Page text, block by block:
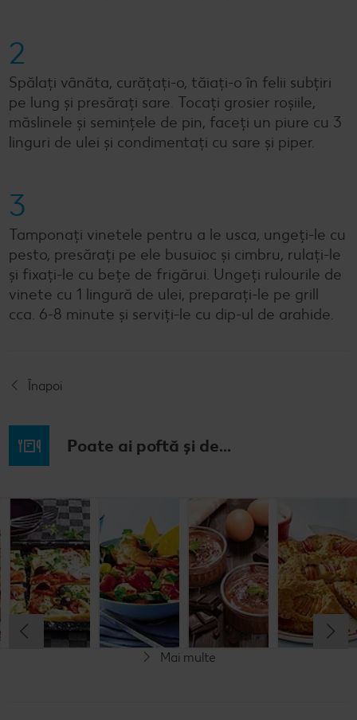
2
Spălaţi vânăta, curăţaţi-o, tăiaţi-o în felii subţiri
pe lung şi presăraţi sare. Tocaţi grosier roşiile,
măslinele şi seminţele de pin, faceţi un piure cu 3
linguri de ulei şi condimentaţi cu sare şi piper.
3
Tamponaţi vinetele pentru a le usca, ungeţi-le cu
pesto, presăraţi pe ele busuioc şi cimbru, rulaţi-le
şi fixaţi-le cu beţe de frigărui. Ungeţi rulourile de
vinete cu 1 lingură de ulei, preparaţi-le pe grill
cca. 6-8 minute şi serviţi-le cu dip-ul de arahide.
Înapoi
Poate ai poftă și de...
Budincă
italiană de
orez cu salată
de fructe
Cel mult 60 minute
Simplu
Clătite cu
legume și
mozzarella
Cel mult 30 minute
Simplu
Tocană
italienească
de pește
Cel mult 60 minute
Simplu
Cremă la
Cel mult 60 minute
Simplu
Mai multe